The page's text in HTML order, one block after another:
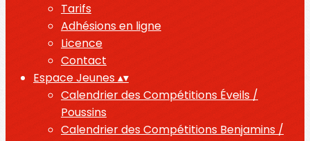
Tarifs
Adhésions en ligne
Licence
Contact
Espace Jeunes▴▾
Calendrier des Compétitions Éveils /
Poussins
Calendrier des Compétitions Benjamins /